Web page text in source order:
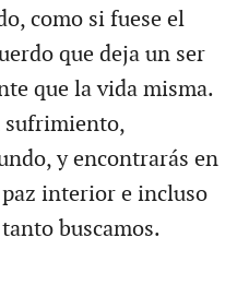
como si fuese el
que deja un ser
que la vida misma.
sufrimiento,
y encontrarás en
interior e incluso
buscamos.